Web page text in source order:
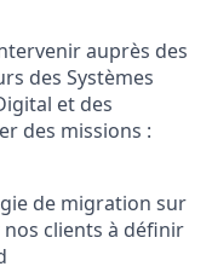
auprès des
des Systèmes
et des
des missions :
de migration sur
clients à définir